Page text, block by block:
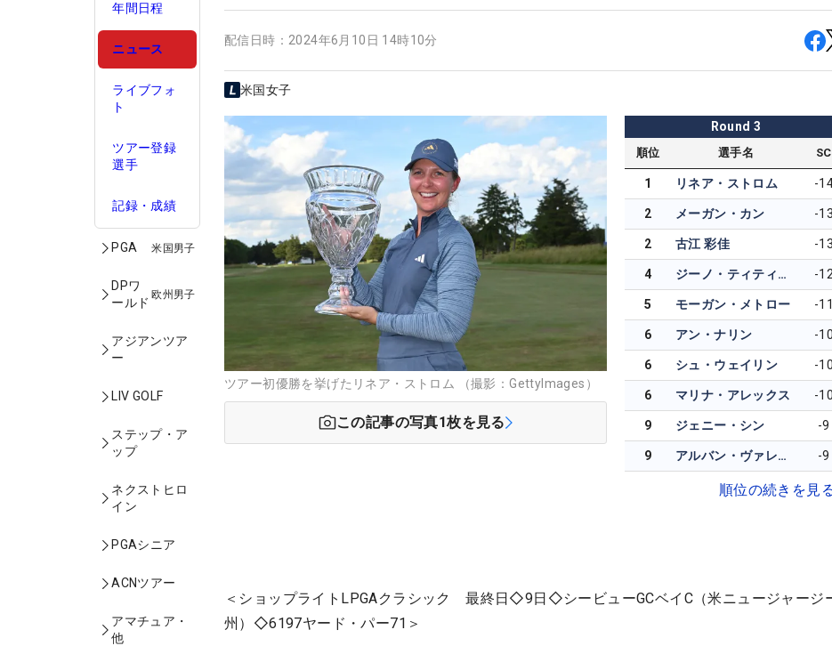
年間日程
ニュース
ライブフォ
ト
ツアー登録
選手
記録・成績
PGA 米国男子
DPワ
ールド
欧州男子
アジアンツア
ー
LIV GOLF
ステップ・ア
ップ
ネクストヒロ
イン
PGAシニア
ACNツアー
アマチュア・
他
配信日時： 2024年6月10日 14時10分
米国女子
ツアー初優勝を挙げたリネア・ストロム （撮影：GettyImages）
この記事の写真1枚を見る
Round 3
順位 選手名 SC
1 リネア・ストロム -
2 メーガン・カン -13
2 古江 彩佳 -13
4 ジーノ・ティティクル -12
5 モーガン・メトロー -11
6 アン・ナリン -10
6 シュ・ウェイリン -10
6 マリナ・アレックス -10
9 ジェニー・シン -9
9 アルバン・ヴァレンズエラ -9
順位の続きを見
＜ショップライトLPGAクラシック 最終日◇9日◇シービューGCベイC（米ニュージャージ
州）◇6197ヤード・パー71＞